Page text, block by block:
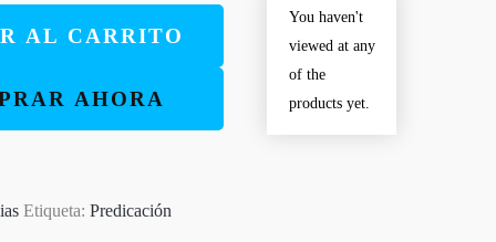
AL CARRITO
AHORA
Etiqueta:Predicación
You haven't
viewed at any
of the
products yet.